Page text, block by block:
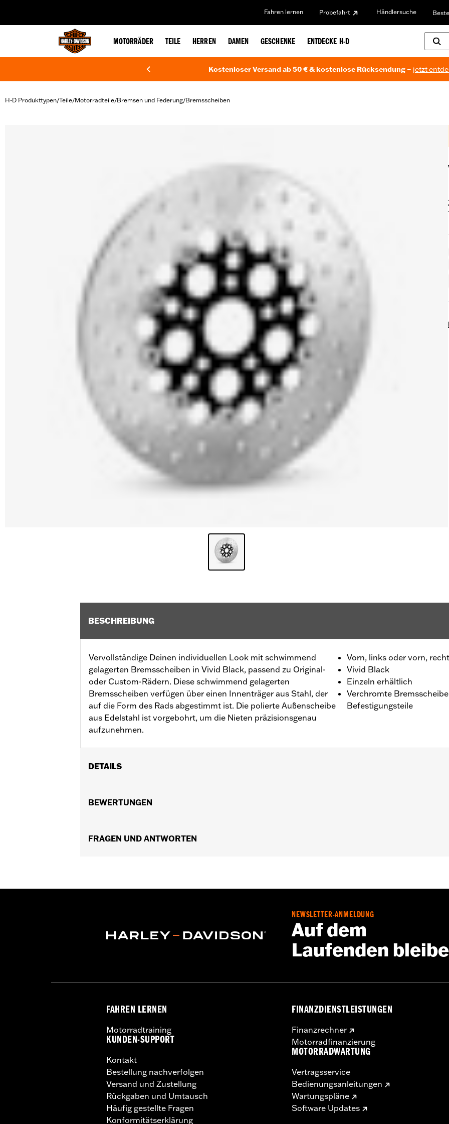
Fahren lernen Probefahrt Händlersuche
MOTORRÄDER TEILE HERREN DAMEN GESCHENKE ENTDECKE H-D
Kostenloser Versand ab 50 € & kostenlose Rücksendung – jetzt
H-D Produkttypen/Teile/Motorradteile/Bremsen und Federung/Bremsscheiben
BESCHREIBUNG
Vervollständige Deinen individuellen Look mit schwimmend
gelagerten Bremsscheiben in Vivid Black, passend zu Original-
oder Custom-Rädern. Diese schwimmend gelagerten
Bremsscheiben verfügen über einen Innenträger aus Stahl, der
auf die Form des Rads abgestimmt ist. Die polierte Außenscheibe
aus Edelstahl ist vorgebohrt, um die Nieten präzisionsgenau
aufzunehmen.
Vorn, links oder vorn,
Vivid Black
Einzeln erhältlich
Verchromte
Befestigungsteile
DETAILS
Installationsanleitung
In Einheiten erhältlich:Jeweils
BEWERTUNGEN
FRAGEN UND ANTWORTEN
NEWSLETTER-ANMELDUNG
Auf dem
Laufenden
FAHREN LERNEN
Motorradtraining
KUNDEN-SUPPORT
Kontakt
Bestellung nachverfolgen
Versand und Zustellung
Rückgaben und Umtausch
Häufig gestellte Fragen
Konformitätserklärung
FINANZDIENSTLEISTUNGEN
Finanzrechner
Motorradfinanzierung
MOTORRADWARTUNG
Vertragsservice
Bedienungsanleitungen
Wartungspläne
Software Updates